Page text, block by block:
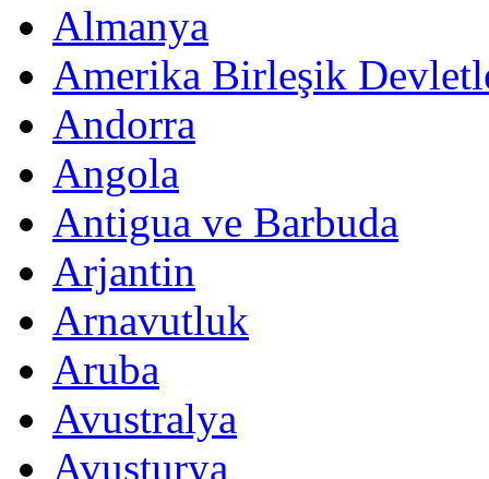
Almanya
Amerika Birleşik
Andorra
Angola
Antigua ve Barbuda
Arjantin
Arnavutluk
Aruba
Avustralya
Avusturya